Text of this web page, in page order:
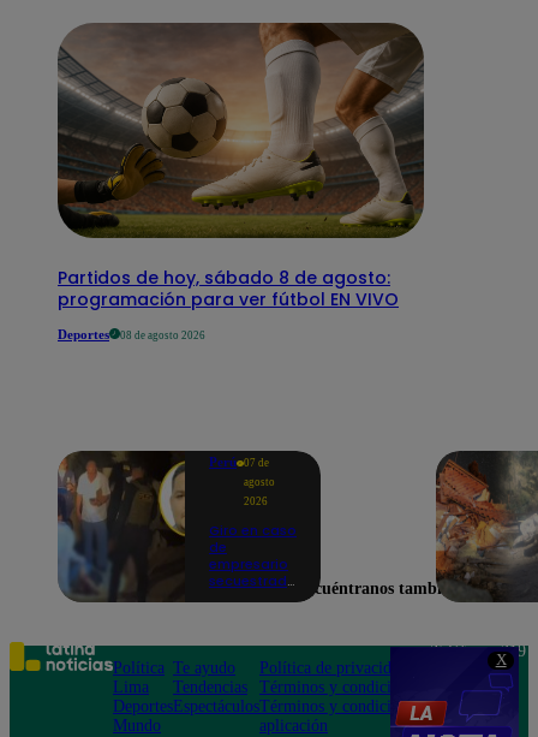
X
Partidos de hoy, sábado 8 de agosto:
programación para ver fútbol EN VIVO
Deportes 08 de agosto 2026
Perú 07 de
agosto
2026
Giro en caso
de
empresario
secuestrado
cuentas
Encuéntranos también en
Política
Lima
Deportes
Mundo
Te ayudo
Tendencias
Espectáculos
Política de privacidad
Términos y condiciones
Términos y condiciones
aplicación
Teléfono: 219
Av. San
Felipe 968
Jesús María